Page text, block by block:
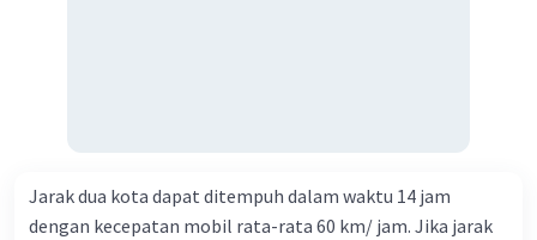
Jarak dua kota dapat ditempuh dalam waktu 14 jam
dengan kecepatan mobil rata-rata 60 km/ jam. Jika jarak